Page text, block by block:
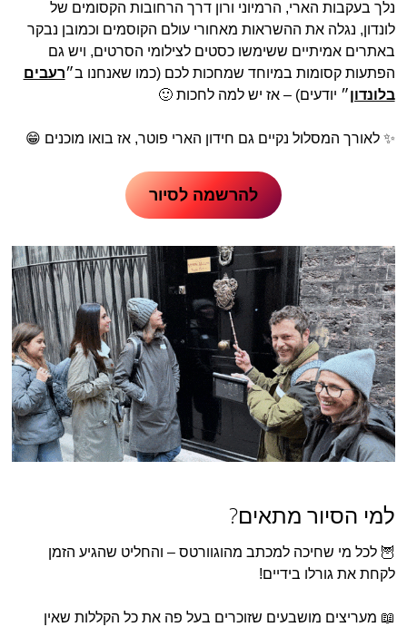
נלך בעקבות הארי, הרמיוני ורון דרך הרחובות הקסומים של
לונדון, נגלה את ההשראות מאחורי עולם הקוסמים וכמובן נבקר
באתרים אמיתיים ששימשו כסטים לצילומי הסרטים, ויש גם
הפתעות קסומות במיוחד שמחכות לכם (כמו שאנחנו ב״רעבים
בלונדון״ יודעים) – אז יש למה לחכות 🙂
✨ לאורך המסלול נקיים גם חידון הארי פוטר, אז בואו מוכנים 😁
להרשמה לסיור
למי הסיור מתאים?
🦉 לכל מי שחיכה למכתב מהוגוורטס – והחליט שהגיע הזמן
לקחת את גורלו בידיים!
📖 מעריצים מושבעים שזוכרים בעל פה את כל הקללות שאין